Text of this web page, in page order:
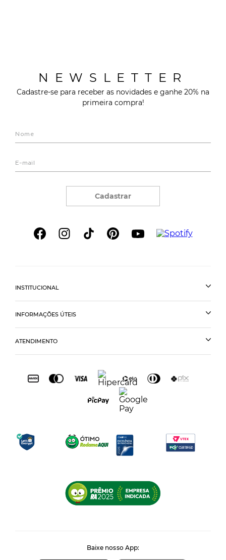
NEWSLETTER
Cadastre-se para receber as novidades e ganhe 20% na
primeira compra!
Cadastrar
INSTITUCIONAL
INFORMAÇÕES ÚTEIS
ATENDIMENTO
Baixe nosso App: